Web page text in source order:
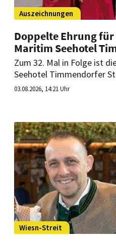
Auszeichnungen
Doppelte Ehrung
Maritim Seehotel
Zum 32. Mal in Folge ist
Seehotel Timmendorfer
Guide Michelin
03.08.2026, 14:21 Uhr
Wiesn-Streit